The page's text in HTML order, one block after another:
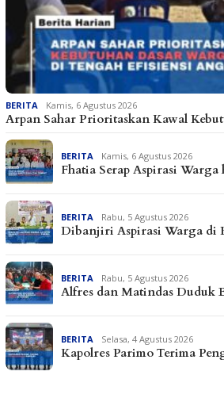
BERITA Kamis, 6 Agustus 2026
Arpan Sahar Prioritaskan Kawal
BERITA Kamis, 6 Agustus 2026
Fhatia Serap Aspirasi
BERITA Rabu, 5 Agustus 2026
Dibanjiri Aspirasi Warga di
BERITA Rabu, 5 Agustus 2026
Alfres dan Matindas Duduk
BERITA Selasa, 4 Agustus 2026
Kapolres Parimo Terima